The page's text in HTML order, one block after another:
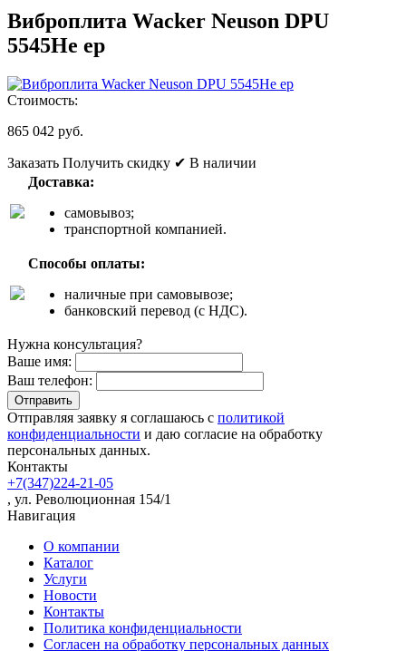
Виброплита Wacker Neuson DPU
5545He ep
Стоимость:
865 042 руб.
Заказать Получить скидку ✔ В наличии
Доставка:
самовывоз;
транспортной компанией.
Способы оплаты:
наличные при самовывозе;
банковский перевод (с НДС).
Нужна консультация?
Ваше имя:
Ваш телефон:
Отправляя заявку я соглашаюсь с политикой
конфиденциальности и даю согласие на обработку
персональных данных.
Контакты
+7(347)224-21-05
, ул. Революционная 154/1
Навигация
О компании
Каталог
Услуги
Новости
Контакты
Политика конфиденциальности
Согласен на обработку персональных данных